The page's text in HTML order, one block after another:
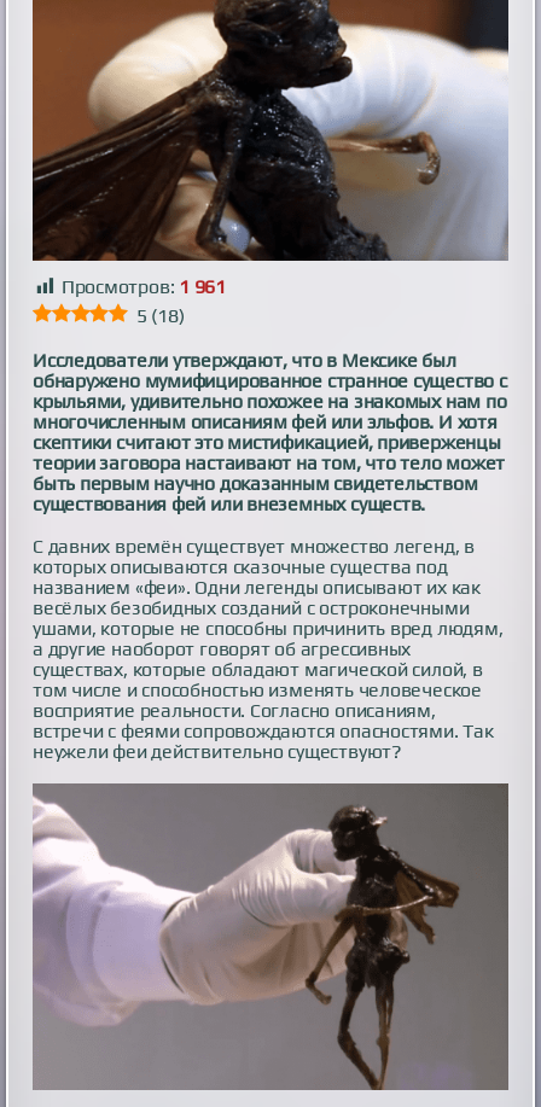
Просмотров: 1 961
5 (18)
Исследователи утверждают, что в Мексике был
обнаружено мумифицированное странное существо с
крыльями, удивительно похожее на знакомых нам по
многочисленным описаниям фей или эльфов. И хотя
скептики считают это мистификацией, приверженцы
теории заговора настаивают на том, что тело может
быть первым научно доказанным свидетельством
существования фей или внеземных существ.
С давних времён существует множество легенд, в
которых описываются сказочные существа под
названием «феи». Одни легенды описывают их как
весёлых безобидных созданий с остроконечными
ушами, которые не способны причинить вред людям,
а другие наоборот говорят об агрессивных
существах, которые обладают магической силой, в
том числе и способностью изменять человеческое
восприятие реальности. Согласно описаниям,
встречи с феями сопровождаются опасностями. Так
неужели феи действительно существуют?